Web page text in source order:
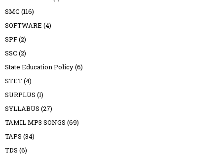
SMC (116)
SOFTWARE (4)
SPF(2)
SSC (2)
State Education Policy(6)
STET(4)
SURPLUS (1)
SYLLABUS (27)
TAMIL MP3 SONGS (69)
TAPS (34)
TDS (6)